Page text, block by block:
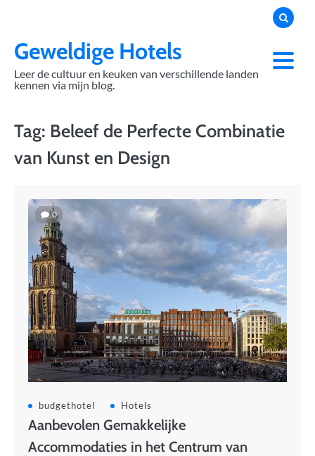
contentGeweldige Hotels
Leer de cultuur en keuken van verschillende landen
kennen via mijn blog.
Tag: Beleef de Perfecte Combinatie
van Kunst en Design
0
budgethotel Hotels
Aanbevolen Gemakkelijke
Accommodaties in het Centrum van